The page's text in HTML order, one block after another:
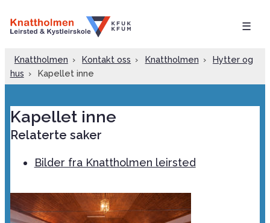
☰
Knattholmen › Kontakt oss › Knattholmen ›
Hytter og
hus › Kapellet inne
Kapellet inne
Relaterte saker
Bilder fra Knattholmen leirsted